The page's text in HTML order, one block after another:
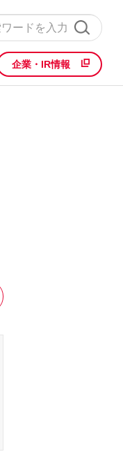
企業・IR情報